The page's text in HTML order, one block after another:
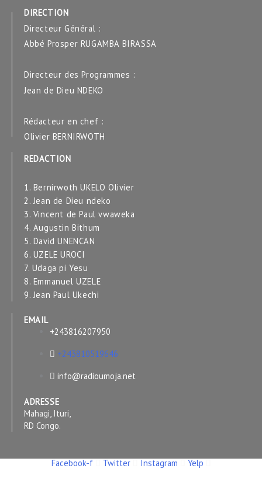
DIRECTION
Directeur Général :
Abbé Prosper RUGAMBA BIRASSA
Directeur des Programmes :
Jean de Dieu NDEKO
Rédacteur en chef :
Olivier BERNIRWOTH
REDACTION
1. Bernirwoth UKELO Olivier
2. Jean de Dieu ndeko
3. Vincent de Paul vwaweka
4. Augustin Bithum
5. David UNENCAN
6. UZELE UROCI
7. Udaga pi Yesu
8. Emmanuel UZELE
9. Jean Paul Ukechi
EMAIL
+243816207950
+243810519646
info@radioumoja.net
ADRESSE
Mahagi, Ituri,
RD Congo.
Facebook-f Twitter Instagram Yelp